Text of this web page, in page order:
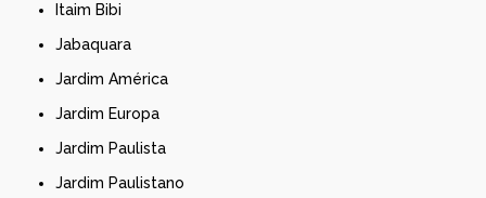
Itaim Bibi
Jabaquara
Jardim América
Jardim Europa
Jardim Paulista
Jardim Paulistano